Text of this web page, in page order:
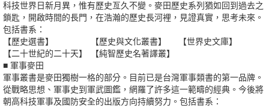
科技世界日新月異，惟有歷史亙久不變。麥田歷史系列猶如回到過去之
鎖匙，開啟時間的長門，在浩瀚的歷史長河裡，見證真實，思考未來。
包括書系：
【歷史選書】
【歷史與文化叢書】
【世界史文庫】
【二十世紀的二十天】
【純智歷史名著譯叢】
■ 軍事麥田
軍事叢書是麥田獨樹一格的部分。目前已是台灣軍事類書的第一品牌。
從戰略思想、軍事史到軍武圖鑑，網羅了許多這一範疇的經典。今後將
朝高科技軍事及國防安全的出版方向持續努力。包括書系：